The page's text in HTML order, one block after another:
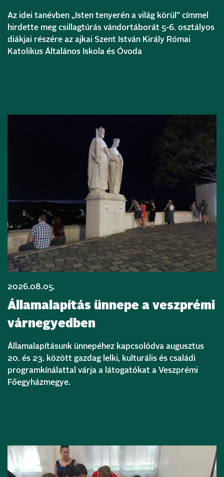
Az idei tanévben „Isten tenyerén a világ körül” címmel
hirdette meg csillagtúrás vándortáborát 5-6. osztályos
diákjai részére az ajkai Szent István Király Római
Katolikus Általános Iskola és Óvoda
2026.08.05.
Államalapítás ünnepe a veszprémi
várnegyedben
Államalapításunk ünnepéhez kapcsolódva augusztus
20. és 23. között gazdag lelki, kulturális és családi
programkínálattal várja a látogatókat a Veszprémi
Főegyházmegye.